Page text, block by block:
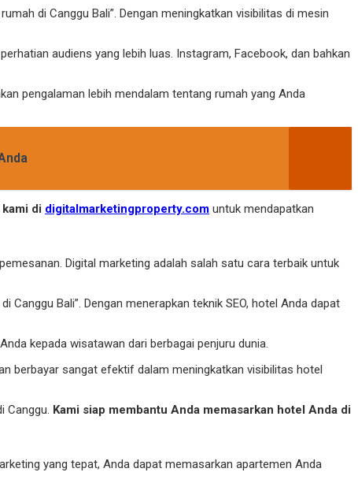
di Canggu Bali”. Dengan meningkatkan visibilitas di mesin
audiens yang lebih luas. Instagram, Facebook, dan bahkan
pengalaman lebih mendalam tentang rumah yang Anda
di digitalmarketingproperty.com untuk mendapatkan
Digital marketing adalah salah satu cara terbaik untuk
Canggu Bali”. Dengan menerapkan teknik SEO, hotel Anda dapat
kepada wisatawan dari berbagai penjuru dunia.
berbayar sangat efektif dalam meningkatkan visibilitas hotel
Canggu. Kami siap membantu Anda memasarkan hotel Anda di
yang tepat, Anda dapat memasarkan apartemen Anda